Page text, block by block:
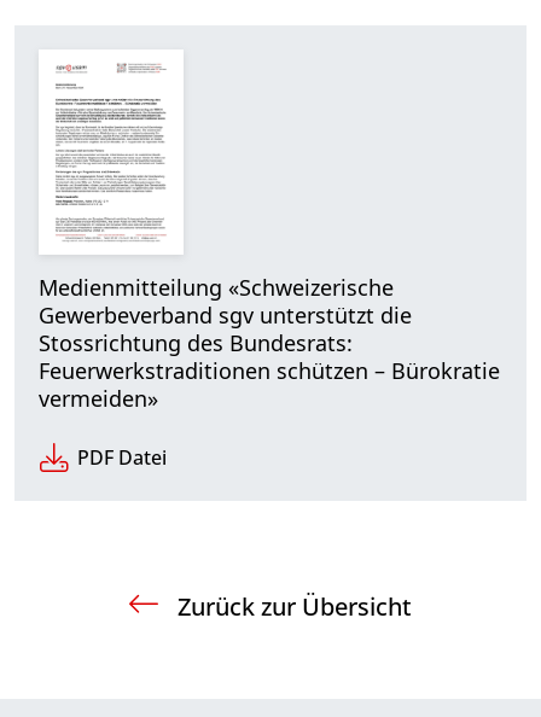
Medienmitteilung «Schweizerische
Gewerbeverband sgv unterstützt die
Stossrichtung des Bundesrats:
Feuerwerkstraditionen schützen – Bürokratie
vermeiden»
PDF Datei
Zurück zur Übersicht